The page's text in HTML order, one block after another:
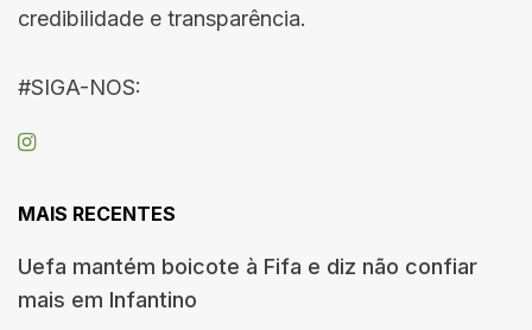
credibilidade e transparência.
#SIGA-NOS:
MAIS RECENTES
Uefa mantém boicote à Fifa e diz não confiar
mais em Infantino